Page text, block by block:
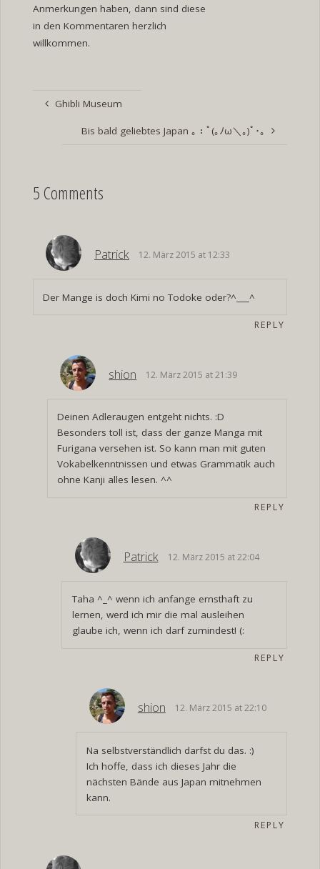
Anmerkungen haben, dann sind diese
in den Kommentaren herzlich
willkommen.
Ghibli Museum
Bis bald geliebtes Japan ｡：ﾟ(｡ﾉω＼｡)ﾟ･｡
5 Comments
Patrick 12. März 2015 at 12:33
Der Mange is doch Kimi no Todoke oder?^___^
REPLY
shion 12. März 2015 at 21:39
Deinen Adleraugen entgeht nichts. :D
Besonders toll ist, dass der ganze Manga mit
Furigana versehen ist. So kann man mit guten
Vokabelkenntnissen und etwas Grammatik auch
ohne Kanji alles lesen. ^^
REPLY
Patrick 12. März 2015 at 22:04
Taha ^_^ wenn ich anfange ernsthaft zu
lernen, werd ich mir die mal ausleihen
glaube ich, wenn ich darf zumindest! (:
REPLY
shion 12. März 2015 at 22:10
Na selbstverständlich darfst du das. :)
Ich hoffe, dass ich dieses Jahr die
nächsten Bände aus Japan mitnehmen
kann.
REPLY